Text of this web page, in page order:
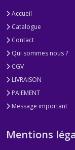
Accueil
Catalogue
Contact
Qui sommes nous ?
CGV
LIVRAISON
PAIEMENT
Message important
Mentions